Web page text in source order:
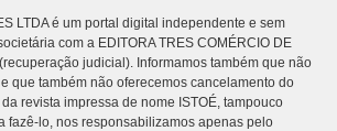
LTDA é um portal digital independente e sem
com a EDITORA TRES COMÉRCIO DE
judicial). Informamos também que não
que também não oferecemos cancelamento do
revista impressa de nome ISTOÉ, tampouco
fazê-lo, nos responsabilizamos apenas pelo